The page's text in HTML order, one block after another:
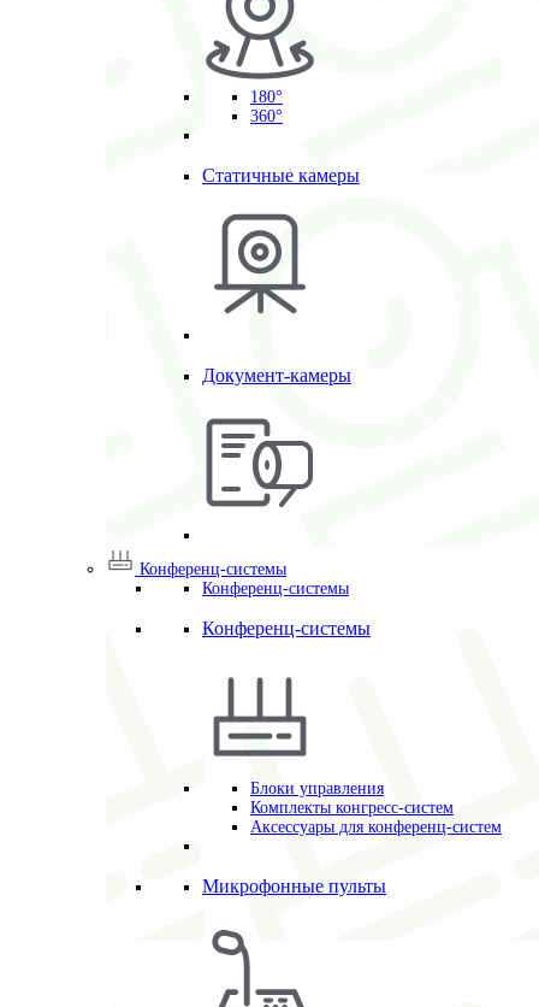
180°
360°
Статичные камеры
Документ-камеры
Конференц-системы
Конференц-системы
Конференц-системы
Блоки управления
Комплекты конгресс-систем
Аксессуары для конференц-систем
Микрофонные пульты